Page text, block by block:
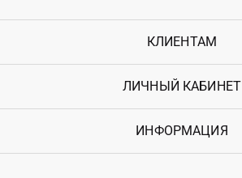
КЛИЕНТАМ
Контакты
Возврат
Гарантия
ЛИЧНЫЙ КАБИНЕТ
Войти
ИНФОРМАЦИЯ